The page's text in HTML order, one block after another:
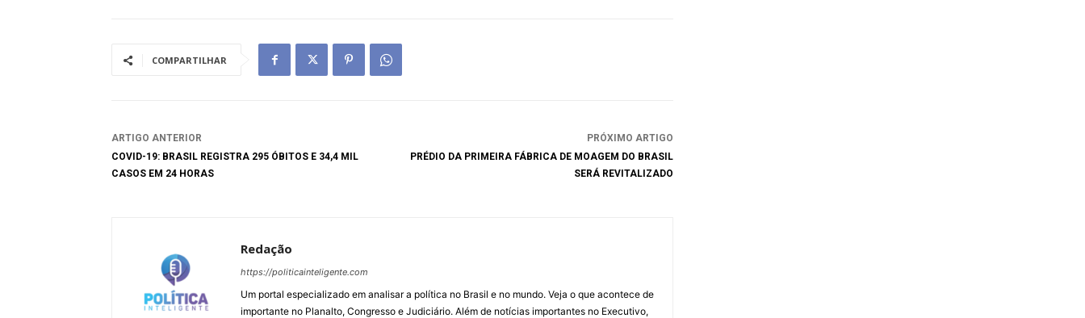
COMPARTILHAR
ARTIGO ANTERIOR
COVID-19: BRASIL REGISTRA 295 ÓBITOS E 34,4 MIL
CASOS EM 24 HORAS
PRÓXIMO ARTIGO
PRÉDIO DA PRIMEIRA FÁBRICA DE MOAGEM DO BRASIL
SERÁ REVITALIZADO
Redação
https://politicainteligente.com
Um portal especializado em analisar a política no Brasil e no mundo. Veja o que acontece de
importante no Planalto, Congresso e Judiciário. Além de notícias importantes no Executivo,